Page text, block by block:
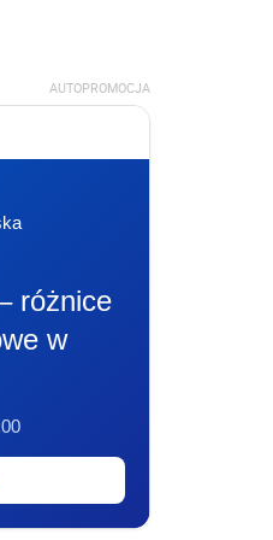
AUTOPROMOCJA
różnice
w